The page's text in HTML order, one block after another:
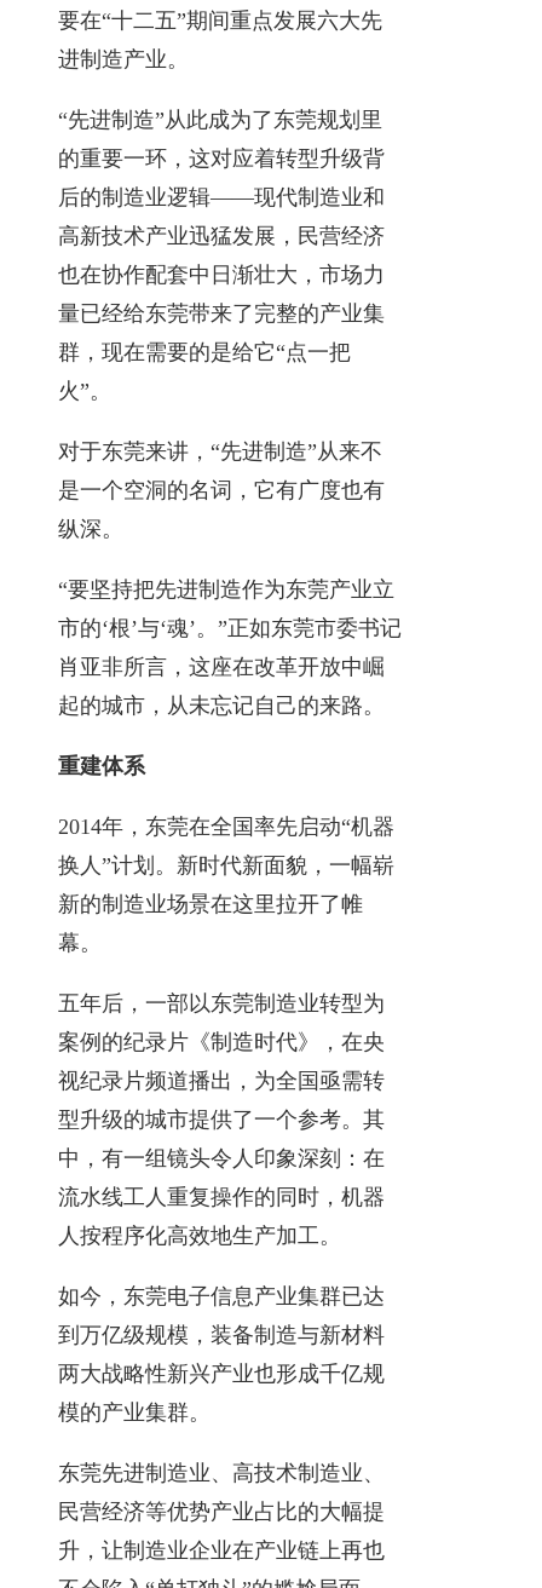
要在“十二五”期间重点发展六大先
进制造产业。
“先进制造”从此成为了东莞规划里
的重要一环，这对应着转型升级背
后的制造业逻辑——现代制造业和
高新技术产业迅猛发展，民营经济
也在协作配套中日渐壮大，市场力
量已经给东莞带来了完整的产业集
群，现在需要的是给它“点一把
火”。
对于东莞来讲，“先进制造”从来不
是一个空洞的名词，它有广度也有
纵深。
“要坚持把先进制造作为东莞产业立
市的‘根’与‘魂’。”正如东莞市委书记
肖亚非所言，这座在改革开放中崛
起的城市，从未忘记自己的来路。
重建体系
2014年，东莞在全国率先启动“机器
换人”计划。新时代新面貌，一幅崭
新的制造业场景在这里拉开了帷
幕。
五年后，一部以东莞制造业转型为
案例的纪录片《制造时代》，在央
视纪录片频道播出，为全国亟需转
型升级的城市提供了一个参考。其
中，有一组镜头令人印象深刻：在
流水线工人重复操作的同时，机器
人按程序化高效地生产加工。
如今，东莞电子信息产业集群已达
到万亿级规模，装备制造与新材料
两大战略性新兴产业也形成千亿规
模的产业集群。
东莞先进制造业、高技术制造业、
民营经济等优势产业占比的大幅提
升，让制造业企业在产业链上再也